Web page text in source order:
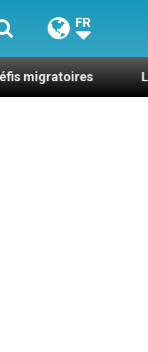
FR
Léon XIV en